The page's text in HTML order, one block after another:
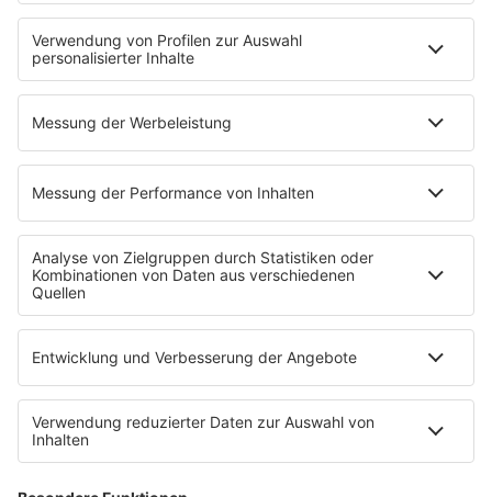
Album der Woche
News
Highlights
Charts
EVENTS
Kontakt
Newsletter
Empfang
sunshine live App
werben bei SUNSHINE LIVE
SERVICE
Datenschutz
Datenschutzeinstellungen